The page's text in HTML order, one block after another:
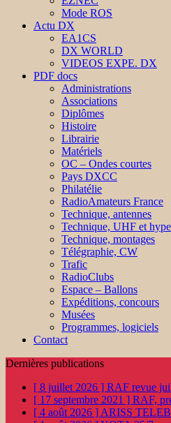
Mode ROS
Actu DX
EA1CS
DX WORLD
VIDEOS EXPE. DX
PDF docs
Administrations
Associations
Diplômes
Histoire
Librairie
Matériels
OC – Ondes courtes
Pays DXCC
Philatélie
RadioAmateurs France
Technique, antennes
Technique, UHF et
Technique, montages
Télégraphie, CW
Trafic
RadioClubs
Espace – Ballons
Expéditions, concours
Musées
Programmes, logiciels
Contact
Dernières publications
[ 8 juillet 2026 ] RAF revue
[ 17 septembre 2021 ] RAF,
[ 4 août 2026 ] ARISS